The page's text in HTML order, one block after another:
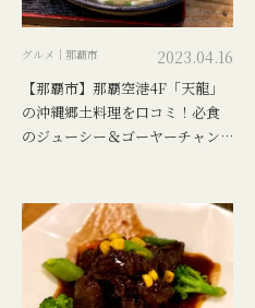
グルメ｜那覇市 2023.04.16
【那覇市】那覇空港4F「天龍」
の沖縄郷土料理を口コミ！必食
のジューシー＆ゴーヤーチャン